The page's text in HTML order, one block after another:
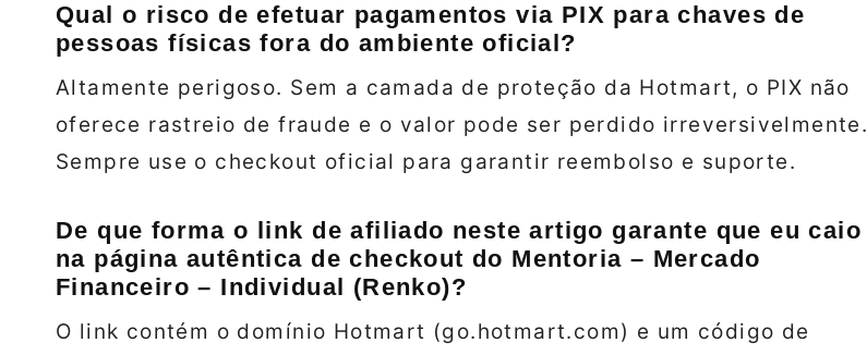
Qual o risco de efetuar pagamentos via PIX para chaves de
pessoas físicas fora do ambiente oficial?
Altamente perigoso. Sem a camada de proteção da Hotmart, o PIX não
oferece rastreio de fraude e o valor pode ser perdido irreversivelmente.
Sempre use o checkout oficial para garantir reembolso e suporte.
De que forma o link de afiliado neste artigo garante que eu caio
na página autêntica de checkout do Mentoria – Mercado
Financeiro – Individual (Renko)?
O link contém o domínio Hotmart (go.hotmart.com) e um código de